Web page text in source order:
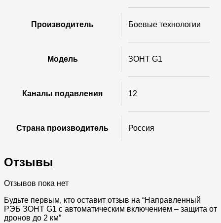
Производитель Боевые технологии
Модель ЗОНТ G1
Каналы подавления 12
Страна производитель Россия
Отзывы
Отзывов пока нет
Будьте первым, кто оставит отзыв на “Направленный
РЭБ ЗОНТ G1 с автоматическим включением – защита от
дронов до 2 км”